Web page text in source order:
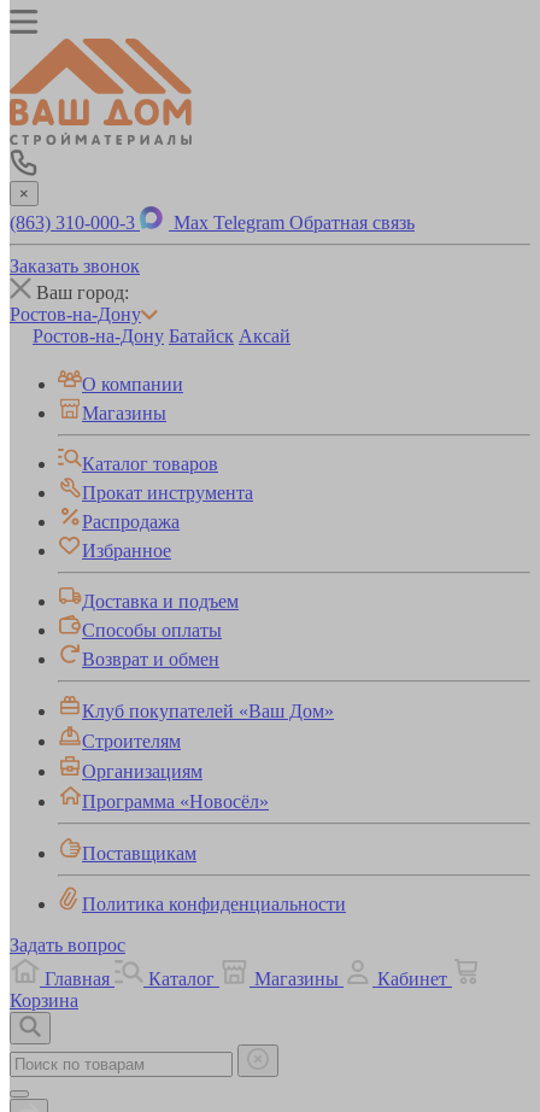
×
(863) 310-000-3 Max Telegram Обратная связь
Заказать звонок
Ваш город:
Ростов-на-Дону
Ростов-на-Дону Батайск Аксай
О компании
Магазины
Каталог товаров
Прокат инструмента
Распродажа
Избранное
Доставка и подъем
Способы оплаты
Возврат и обмен
Клуб покупателей «Ваш Дом»
Строителям
Организациям
Программа «Новосёл»
Поставщикам
Политика конфиденциальности
Задать вопрос
Главная
Каталог Магазины
Кабинет
Корзина